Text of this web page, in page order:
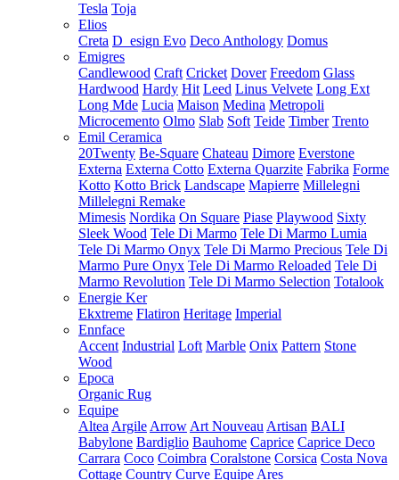
Tesla Toja
Elios
Creta D_esign Evo Deco Anthology Domus
Emigres
Candlewood Craft Cricket Dover Freedom Glass
Hardwood Hardy Hit Leed Linus Velvete Long Ext
Long Mde Lucia Maison Medina Metropoli
Microcemento Olmo Slab Soft Teide Timber Trento
Emil Ceramica
20Twenty Be-Square Chateau Dimore Everstone
Externa Externa Cotto Externa Quarzite Fabrika Forme
Kotto Kotto Brick Landscape Mapierre Millelegni
Millelegni Remake
Mimesis Nordika On Square Piase Playwood Sixty
Sleek Wood Tele Di Marmo Tele Di Marmo Lumia
Tele Di Marmo Onyx Tele Di Marmo Precious Tele Di
Marmo Pure Onyx Tele Di Marmo Reloaded Tele Di
Marmo Revolution Tele Di Marmo Selection Totalook
Energie Ker
Ekxtreme Flatiron Heritage Imperial
Ennface
Accent Industrial Loft Marble Onix Pattern Stone
Wood
Epoca
Organic Rug
Equipe
Altea Argile Arrow Art Nouveau Artisan BALI
Babylone Bardiglio Bauhome Caprice Caprice Deco
Carrara Coco Coimbra Coralstone Corsica Costa Nova
Cottage Country Curve Equipe Ares